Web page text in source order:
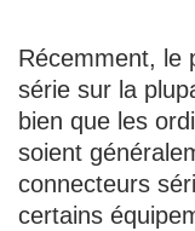
Récemment, le
série sur la
bien que les
soient
connecteurs
certains